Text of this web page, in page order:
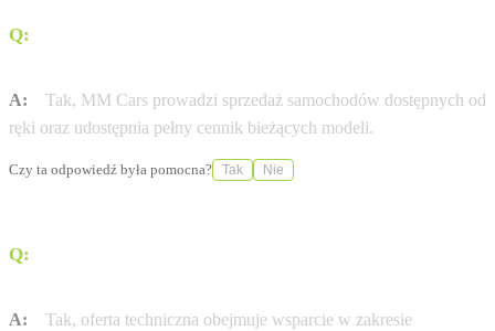
Q:
A:
Tak, MM Cars prowadzi sprzedaż samochodów dostępnych od
ręki oraz udostępnia pełny cennik bieżących modeli.
Czy ta odpowiedź była pomocna? Tak Nie
Q:
A:
Tak, oferta techniczna obejmuje wsparcie w zakresie